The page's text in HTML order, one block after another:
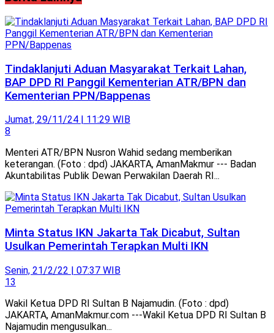
Tindaklanjuti Aduan Masyarakat Terkait Lahan,
BAP DPD RI Panggil Kementerian ATR/BPN dan
Kementerian PPN/Bappenas
Jumat, 29/11/24 | 11:29 WIB
8
Menteri ATR/BPN Nusron Wahid sedang memberikan
keterangan. (Foto : dpd) JAKARTA, AmanMakmur --- Badan
Akuntabilitas Publik Dewan Perwakilan Daerah RI...
Minta Status IKN Jakarta Tak Dicabut, Sultan
Usulkan Pemerintah Terapkan Multi IKN
Senin, 21/2/22 | 07:37 WIB
13
Wakil Ketua DPD RI Sultan B Najamudin. (Foto : dpd)
JAKARTA, AmanMakmur.com ---Wakil Ketua DPD RI Sultan B
Najamudin mengusulkan...